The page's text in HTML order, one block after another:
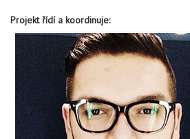
Projekt řídí a koordinuje: